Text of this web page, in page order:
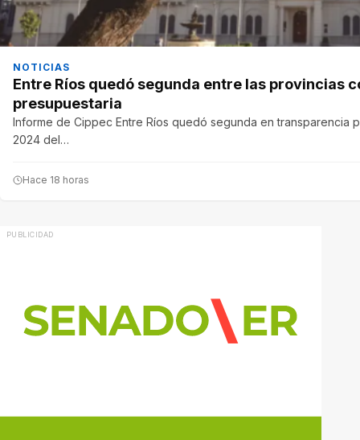
NOTICIAS
Entre Ríos quedó segunda entre las provincias
presupuestaria
Informe de Cippec Entre Ríos quedó segunda en transparencia
2024 del…
Hace 18 horas